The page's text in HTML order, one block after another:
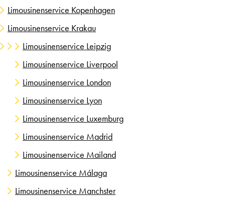
Limousinenservice Kopenhagen
Limousinenservice Krakau
Limousinenservice Leipzig
Limousinenservice Liverpool
Limousinenservice London
Limousinenservice Lyon
Limousinenservice Luxemburg
Limousinenservice Madrid
Limousinenservice Mailand
Limousinenservice Málaga
Limousinenservice Manchster